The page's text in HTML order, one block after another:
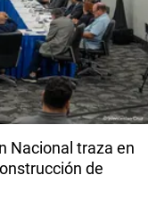
Nacional traza en
de